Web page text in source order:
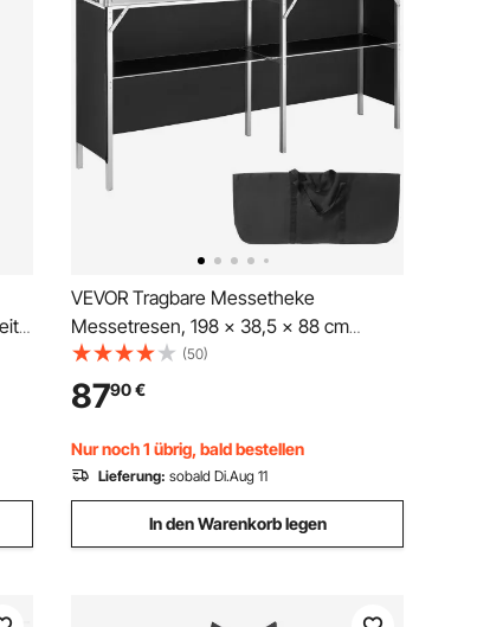
VEVOR Tragbare Messetheke
Messetresen, 198 × 38,5 × 88 cm
Messestand Ausstellungs-
Thekenständer, Faltbarer Promotion-
Bartisch Promotiontheke, Rezeptio mit
Aufbewahrungsregal, Tragetasche,
Schwarz
(50)
8790€
Nur noch 1 übrig, bald bestellen
Lieferung: sobald Di.Aug 11
In den Warenkorb legen